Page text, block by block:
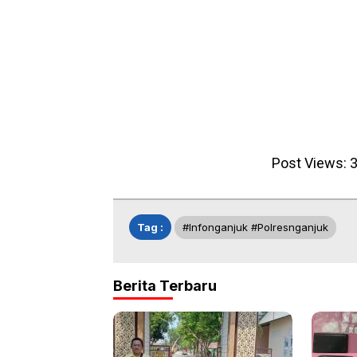
Post Views:
Tag : #infonganjuk #polresnganjuk
Berita Terbaru